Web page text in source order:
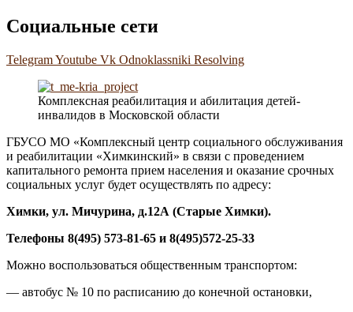
Социальные сети
TelegramYoutube Vk Odnoklassniki Resolving
Комплексная реабилитация и абилитация детей-
инвалидов в Московской области
ГБУСО МО «Комплексный центр социального обслуживания
и реабилитации «Химкинский» в связи с проведением
капитального ремонта прием населения и оказание срочных
социальных услуг будет осуществлять по адресу:
Химки, ул. Мичурина, д.12А (Старые Химки).
Телефоны 8(495) 573-81-65 и 8(495)572-25-33
Можно воспользоваться общественным транспортом:
— автобус № 10 по расписанию до конечной остановки,